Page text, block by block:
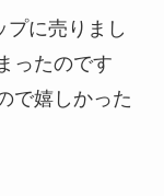
プに売りまし
ったのです
で嬉しかった